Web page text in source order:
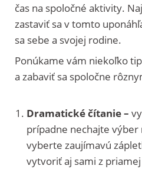
čas na spoločné aktivity.
zastaviť sa v tomto
sa sebe a svojej rodine.
Ponúkame vám niekoľko
a zabaviť sa spoločne
Dramatické čítanie –
prípadne nechajte výber
vyberte zaujímavú
vytvoriť aj sami z